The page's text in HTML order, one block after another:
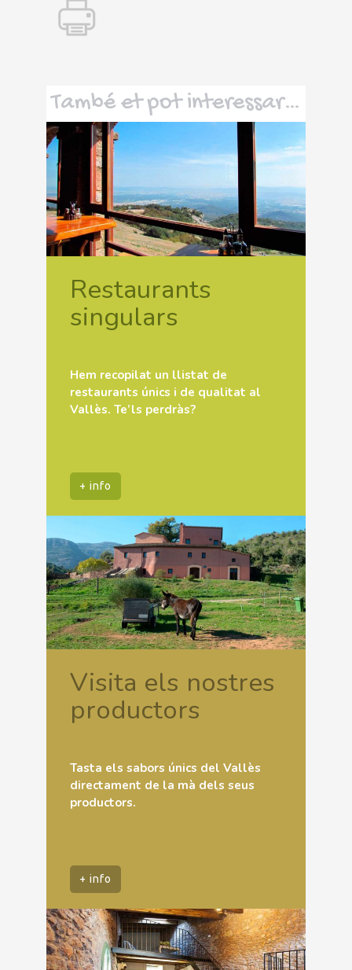
També et pot interessar…
Restaurants
singulars
Hem recopilat un llistat de
restaurants únics i de qualitat al
Vallès. Te’ls perdràs?
+ info
Visita els nostres
productors
Tasta els sabors únics del Vallès
directament de la mà dels seus
productors.
+ info